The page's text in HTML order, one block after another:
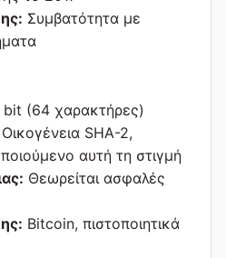
Συμβατότητα με
(64 χαρακτήρες)
Οικογένεια SHA-2,
αυτή τη στιγμή
Θεωρείται ασφαλές
Bitcoin, πιστοποιητικά